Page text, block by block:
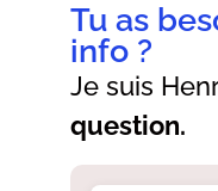
Je suis
question.
Tu as
info ?